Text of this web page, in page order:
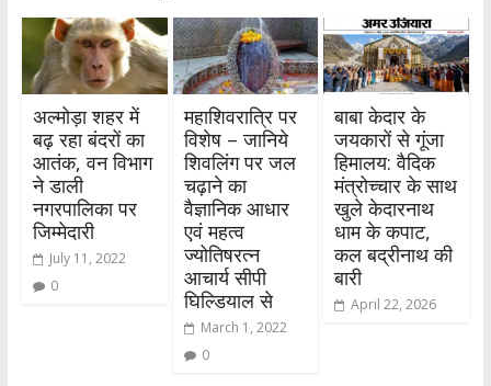
अल्मोड़ा शहर में
बढ़ रहा बंदरों का
आतंक, वन विभाग
ने डाली
नगरपालिका पर
जिम्मेदारी
July 11, 2022
0
महाशिवरात्रि पर
विशेष – जानिये
शिवलिंग पर जल
चढ़ाने का
वैज्ञानिक आधार
एवं महत्व
ज्योतिषरत्न
आचार्य सीपी
घिल्डियाल से
March 1, 2022
0
बाबा केदार के
जयकारों से गूंजा
हिमालय: वैदिक
मंत्रोच्चार के साथ
खुले केदारनाथ
धाम के कपाट,
कल बद्रीनाथ की
बारी
April 22, 2026